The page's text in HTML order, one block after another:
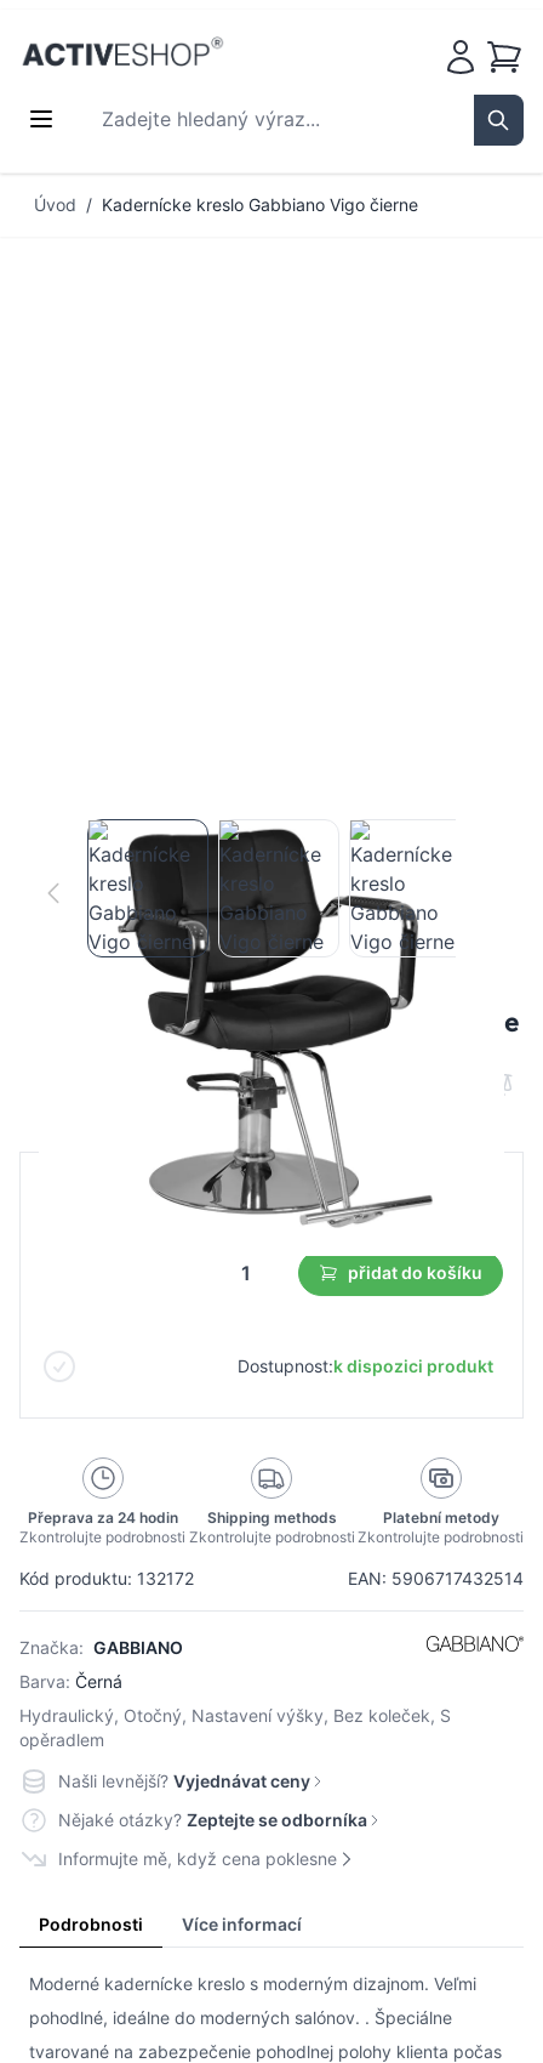
Zadejte hledaný výraz...
Košík
Úvod / Kadernícke kreslo Gabbiano Vigo čierne
Kadernícke kreslo Gabbiano Vigo čierne
Kód produktu: 132172 EAN: 5906717432514
Značka: GABBIANO
Barva: Černá
Hydraulický, Otočný, Nastavení výšky, Bez koleček, S
opěradlem
Maloobchodní cena
224,99 €
přidat do košíku
Dostupnost:k dispozici produkt
Přeprava za 24 hodin
Zkontrolujte podrobnosti
Shipping methods
Zkontrolujte podrobnosti
Platební metody
Zkontrolujte podrobnosti
Našli levnější? Vyjednávat ceny
Nějaké otázky? Zeptejte se odborníka
Informujte mě, když cena poklesne
Podrobnosti Více informací
Moderné kadernícke kreslo s moderným dizajnom. Veľmi
pohodlné, ideálne do moderných salónov. . Špeciálne
tvarované na zabezpečenie pohodlnej polohy klienta počas